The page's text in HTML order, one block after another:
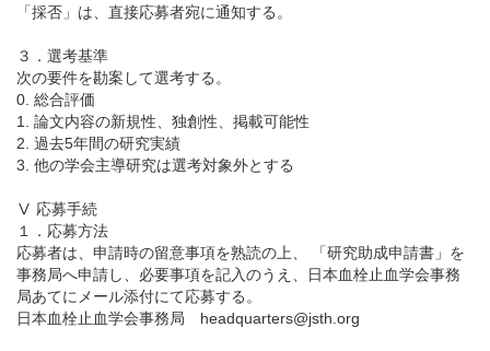
「採否」は、直接応募者宛に通知する。
３．選考基準
次の要件を勘案して選考する。
0. 総合評価
1. 論文内容の新規性、独創性、掲載可能性
2. 過去5年間の研究実績
3. 他の学会主導研究は選考対象外とする
Ⅴ 応募手続
１．応募方法
応募者は、申請時の留意事項を熟読の上、 「研究助成申請書」を
事務局へ申請し、必要事項を記入のうえ、日本血栓止血学会事務
局あてにメール添付にて応募する。
日本血栓止血学会事務局 headquarters@jsth.org